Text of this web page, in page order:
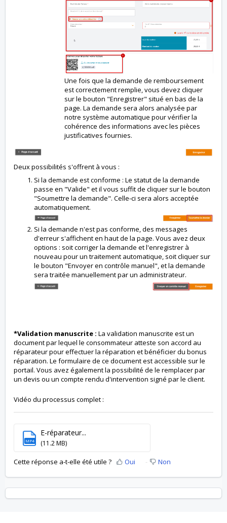
Une fois que la demande de remboursement
est correctement remplie, vous devez cliquer
sur le bouton "Enregistrer" situé en bas de la
page. La demande sera alors analysée par
notre système automatique pour vérifier la
cohérence des informations avec les pièces
justificatives fournies.
Deux possibilités s'offrent à vous :
Si la demande est conforme : Le statut de la demande
passe en "Valide" et il vous suffit de cliquer sur le bouton
"Soumettre la demande". Celle-ci sera alors acceptée
automatiquement.
Si la demande n'est pas conforme, des messages
d'erreur s'affichent en haut de la page. Vous avez deux
options : soit corriger la demande et l'enregistrer à
nouveau pour un traitement automatique, soit cliquer sur
le bouton "Envoyer en contrôle manuel", et la demande
sera traitée manuellement par un administrateur.
*Validation manuscrite : La validation manuscrite est un
document par lequel le consommateur atteste son accord au
réparateur pour effectuer la réparation et bénéficier du bonus
réparation. Le formulaire de ce document est accessible sur le
portail. Vous avez également la possibilité de le remplacer par
un devis ou un compte rendu d'intervention signé par le client.
Vidéo du processus complet :
MP4
E-réparateur...
(11.2 MB)
Cette réponse a-t-elle été utile ? Oui Non